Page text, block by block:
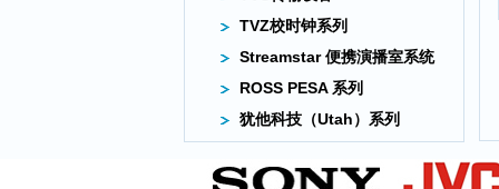
TVZ校时钟系列
Streamstar 便携演播室系统
ROSS PESA 系列
犹他科技（Utah）系列